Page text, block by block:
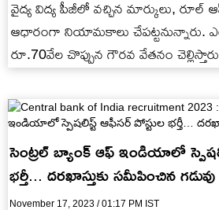
వైద్య విద్య పీజీలో వచ్చిన మార్కులు, రూల్‌
ఆధారంగా నియామకాలు చేపట్టనున్నారు.
రూ.70వేల చొప్పున గౌరవ వేతనం
సెంట్రల్‌ బ్యాంక్‌ ఆఫ్‌ ఇండియాలో
భర్తీ... దరఖాస్తుకు సమీపించిన గడువు
November 17, 2023 / 01:17 PM IST